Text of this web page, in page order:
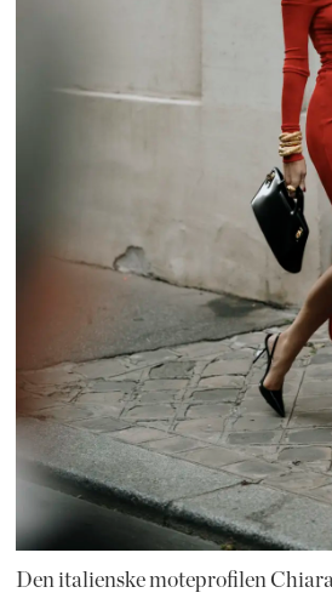
Den italienske moteprofilen